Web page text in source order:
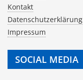
Kontakt
Datenschutzerklärung
Impressum
SOCIAL MEDIA